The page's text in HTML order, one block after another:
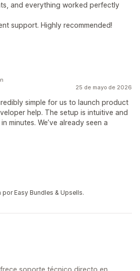
and everything worked perfectly
support. Highly recommended!
25 de mayo de 2026
simple for us to launch product
help. The setup is intuitive and
minutes. We’ve already seen a
Easy Bundles & Upsells.